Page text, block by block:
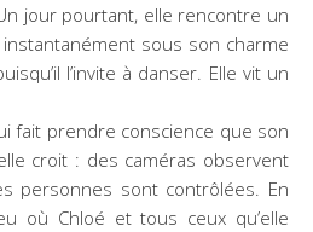
jour pourtant, elle rencontre un
instantanément sous son charme
l’invite à danser. Elle vit un
fait prendre conscience que son
croit : des caméras observent
personnes sont contrôlées. En
où Chloé et tous ceux qu’elle